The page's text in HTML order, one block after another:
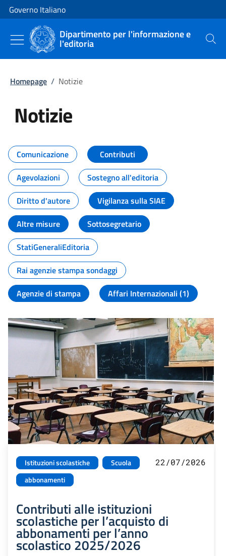
Vai al contenuto
Vai alla navigazione del sito
Governo Italiano
Dipartimento per l'informazione e
l'editoria Cerca
Homepage / Notizie
Notizie
Tutti i contenuti della pagina
Comunicazione
Contributi
Agevolazioni
Sostegno all'editoria
Diritto d'autore
Vigilanza sulla SIAE
Altre misure
Sottosegretario
StatiGeneraliEditoria
Rai agenzie stampa sondaggi
Agenzie di stampa
Affari Internazionali (1)
Istituzioni scolastiche
Scuola
abbonamenti
22/07/2026
Contributi alle istituzioni
scolastiche per l’acquisto di
abbonamenti per l’anno
scolastico 2025/2026